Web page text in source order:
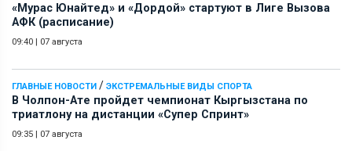
«Мурас Юнайтед» и «Дордой» стартуют в Лиге Вызова
АФК (расписание)
09:40 | 07 августа
ГЛАВНЫЕ НОВОСТИ / ЭКСТРЕМАЛЬНЫЕ ВИДЫ СПОРТА
В Чолпон-Ате пройдет чемпионат Кыргызстана по
триатлону на дистанции «Супер Спринт»
09:35 | 07 августа